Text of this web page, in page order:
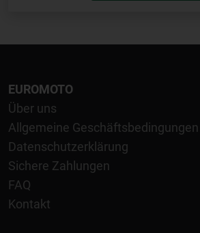
EUROMOTO
Über uns
Allgemeine Geschäftsbedingungen
Datenschutzerklärung
Sichere Zahlungen
FAQ
Kontakt